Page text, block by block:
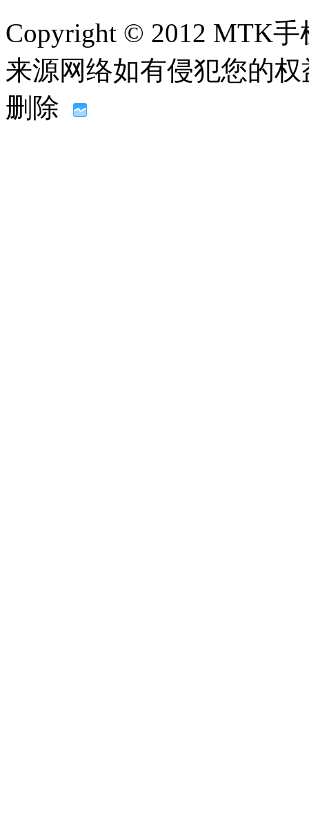
Copyright © 2012 MTK
来源网络如有侵犯您的
删除